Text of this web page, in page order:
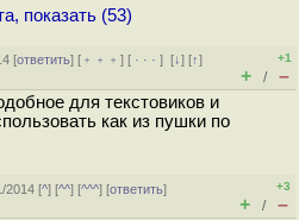
показать (53)
[ответить] [ ﹢﹢﹢] [ · · ·][↓] [↑]
+1
+ / –
для текстовиков и
как из пушки по
2014 [^] [^^] [^^^] [ответить]
+3
+ / –